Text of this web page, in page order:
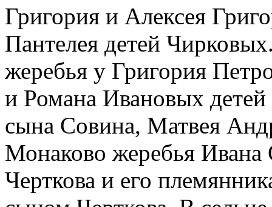
Григория и Алексея
Пантелея детей
жеребья у Григория
и Романа Ивановых
сына Совина, Матвея
Монаково жеребья Ивана
Черткова и его